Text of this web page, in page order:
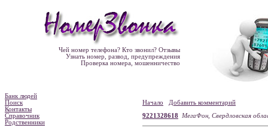
Чей номер телефона? Кто звонил? Отзывы
Узнать номер, развод, предупреждения
Проверка номера, мошенничество
Банк людей
Поиск
Контакты
Справочник
Родственники
Начало
Добавить комментарий
9221328618
МегаФон, Свердловская